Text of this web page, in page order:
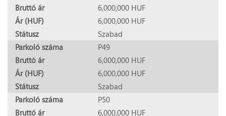
Bruttó ár
6,000,000 HUF
Ár (HUF)
6,000,000 HUF
Státusz
Szabad
Parkoló száma
P49
Bruttó ár
6,000,000 HUF
Ár (HUF)
6,000,000 HUF
Státusz
Szabad
Parkoló száma
P50
Bruttó ár
6,000,000 HUF